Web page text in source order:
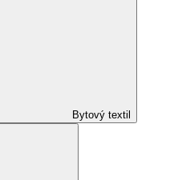
Bytový textil